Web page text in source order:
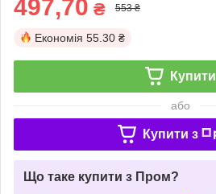
497,70 ₴ 553 ₴
Економія 55.30 ₴
Купити
або
Купити з
Що таке купити з Пром?